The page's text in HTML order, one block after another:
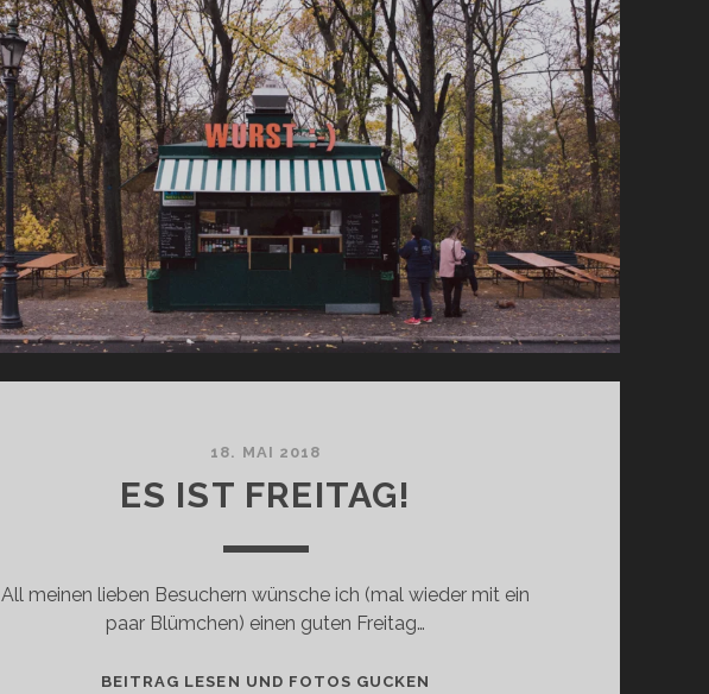
18. MAI 2018
ES IST FREITAG!
All meinen lieben Besuchern wünsche ich (mal wieder mit ein
paar Blümchen) einen guten Freitag…
BEITRAG LESEN UND FOTOS GUCKEN